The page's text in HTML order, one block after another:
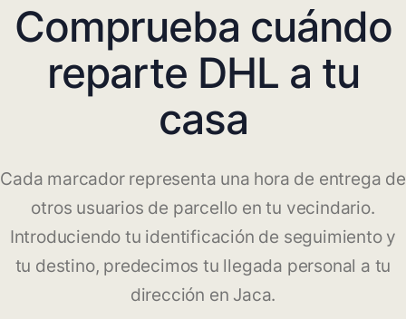
Comprueba cuándo
reparte DHL a tu
casa
Cada marcador representa una hora de entrega de
otros usuarios de parcello en tu vecindario.
Introduciendo tu identificación de seguimiento y
tu destino, predecimos tu llegada personal a tu
dirección en Jaca.